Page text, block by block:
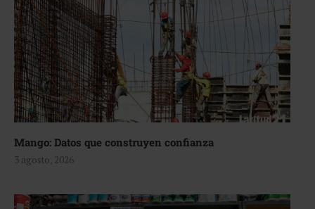
Mango: Datos que construyen confianza
3 agosto, 2026